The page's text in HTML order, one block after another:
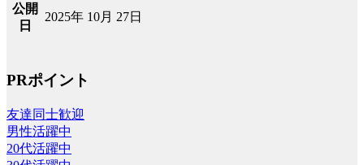
公開
日
2025年 10月 27日
PRポイント
友達同士歓迎
男性活躍中
20代活躍中